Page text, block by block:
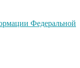
Федеральной